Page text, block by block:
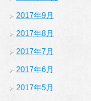
2017年9月
2017年8月
2017年7月
2017年6月
2017年5月